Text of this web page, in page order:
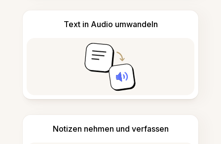
Text in Audio umwandeln
Notizen nehmen und verfassen